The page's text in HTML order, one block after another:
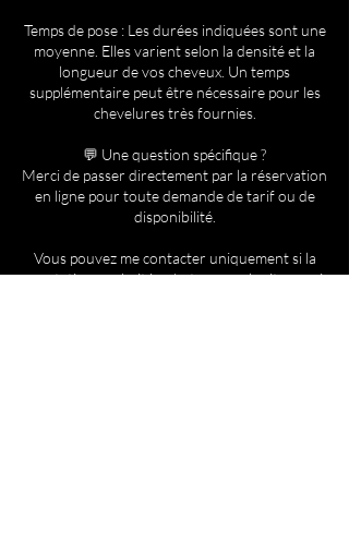
Temps de pose : Les durées indiquées sont une
moyenne. Elles varient selon la densité et la
longueur de vos cheveux. Un temps
supplémentaire peut être nécessaire pour les
chevelures très fournies.
💬 Une question spécifique ?
Merci de passer directement par la réservation
en ligne pour toute demande de tarif ou de
disponibilité.
Vous pouvez me contacter uniquement si la
prestation souhaitée n'est pas sur le site, ou si